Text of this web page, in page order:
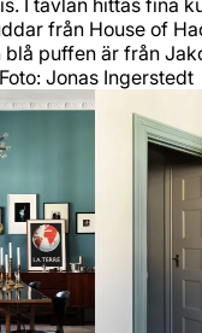
I tavlan hittas fina
från House of
puffen är från
Jonas Ingerstedt